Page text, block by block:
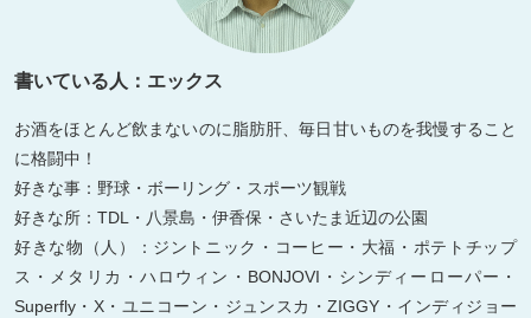
書いている人：エックス
お酒をほとんど飲まないのに脂肪肝、毎日甘いものを我慢すること
に格闘中！
好きな事：野球・ボーリング・スポーツ観戦
好きな所：TDL・八景島・伊香保・さいたま近辺の公園
好きな物（人）：ジントニック・コーヒー・大福・ポテトチップ
ス・メタリカ・ハロウィン・BONJOVI・シンディーローパー・
Superfly・X・ユニコーン・ジュンスカ・ZIGGY・インディジョー